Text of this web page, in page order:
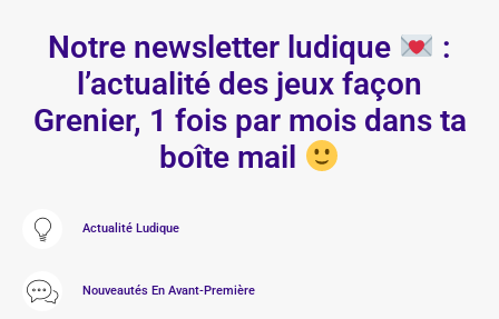
Notre newsletter ludique
:
l’actualité des jeux façon
Grenier, 1 fois par mois dans ta
boîte mail
Actualité Ludique
Nouveautés En Avant-Première